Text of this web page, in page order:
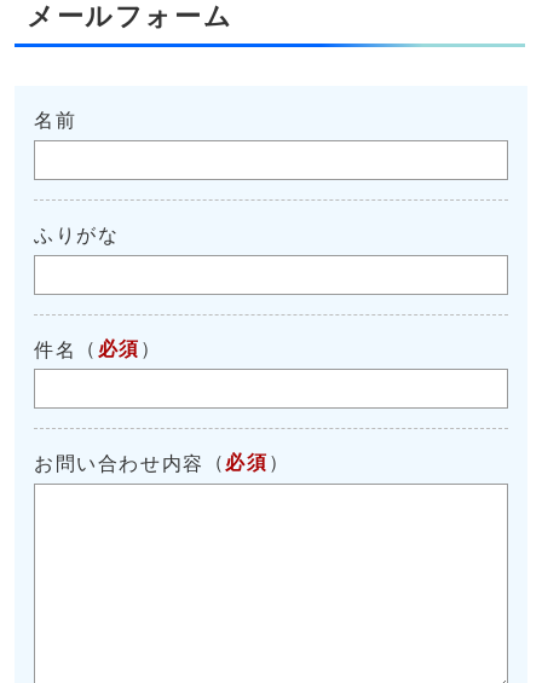
メールフォーム
名前
ふりがな
件名 （ 必須 ）
お問い合わせ内容 （ 必須 ）